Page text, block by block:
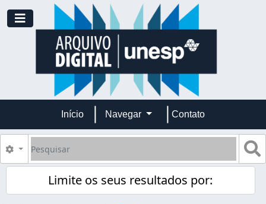
Skip to main content
Toggle navigation
Início Navegar Contato
Pesquisar
Opções de busca
Limite os seus resultados por: